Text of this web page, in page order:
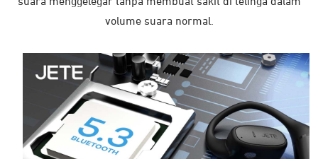
volume suara normal.